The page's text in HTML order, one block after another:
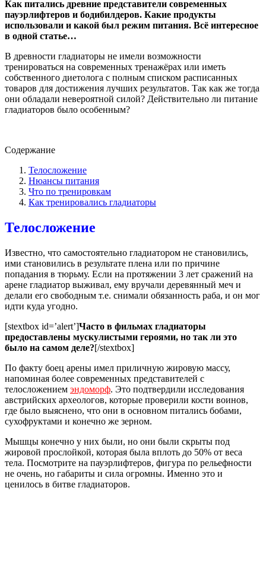
Как питались древние представители современных
пауэрлифтеров и бодибилдеров. Какие продукты
использовали и какой был режим питания. Всё интересное
в одной статье…
В древности гладиаторы не имели возможности
тренироваться на современных тренажёрах или иметь
собственного диетолога с полным списком расписанных
товаров для достижения лучших результатов. Так как же тогда
они обладали невероятной силой? Действительно ли питание
гладиаторов было особенным?
Содержание
Телосложение
Нюансы питания
Что по тренировкам
Как тренировались гладиаторы
Телосложение
Известно, что самостоятельно гладиатором не становились,
ими становились в результате плена или по причине
попадания в тюрьму. Если на протяжении 3 лет сражений на
арене гладиатор выживал, ему вручали деревянный меч и
делали его свободным т.е. снимали обязанность раба, и он мог
идти куда угодно.
[stextbox id=’alert’]Часто в фильмах гладиаторы
предоставлены мускулистыми героями, но так ли это
было на самом деле?[/stextbox]
По факту боец арены имел приличную жировую массу,
напоминая более современных представителей с
телосложением эндоморф. Это подтвердили исследования
австрийских археологов, которые проверили кости воинов,
где было выяснено, что они в основном питались бобами,
сухофруктами и конечно же зерном.
Мышцы конечно у них были, но они были скрыты под
жировой прослойкой, которая была вплоть до 50% от веса
тела. Посмотрите на пауэрлифтеров, фигура по рельефности
не очень, но габариты и сила огромны. Именно это и
ценилось в битве гладиаторов.